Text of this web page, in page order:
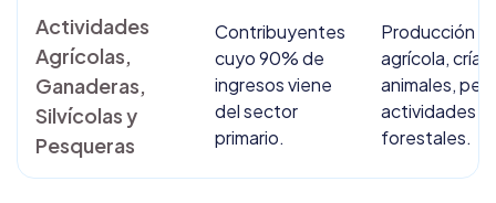
Actividades
Agrícolas,
Ganaderas,
Silvícolas y
Pesqueras
Contribuyentes
cuyo 90% de
ingresos viene
del sector
primario.
Producción
agrícola, cría
animales,
actividades
forestales.